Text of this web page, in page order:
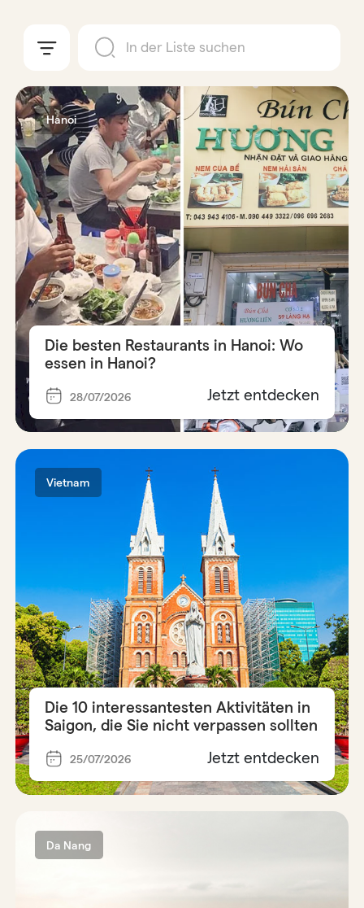
Hanoi
Die besten Restaurants in Hanoi: Wo
essen in Hanoi?
28/07/2026 Jetzt entdecken
Vietnam
Die 10 interessantesten Aktivitäten in
Saigon, die Sie nicht verpassen sollten
25/07/2026 Jetzt entdecken
Da Nang